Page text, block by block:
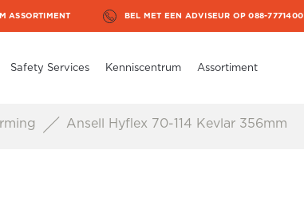
ASSORTIMENT BEL MET EEN ADVISEUR OP 088-7771400
Safety Services Kenniscentrum Assortiment
Ansell Hyflex 70-114 Kevlar 356mm